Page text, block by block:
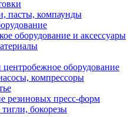
пасты, компаунды
оборудование и аксессуары
оборудование
компрессоры
резиновых пресс-форм
бокорезы